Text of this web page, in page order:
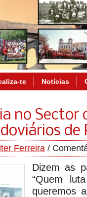
te Notícias
no Sector
de
Ferreira /
Dizem as
“Quem
queremos